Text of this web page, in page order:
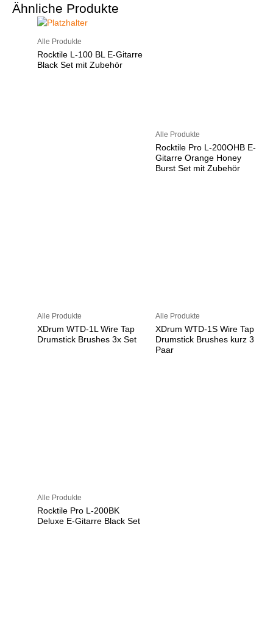
Ähnliche Produkte
Alle Produkte
Rocktile L-100 BL E-Gitarre
Black Set mit Zubehör
Alle Produkte
Rocktile Pro L-200OHB E-
Gitarre Orange Honey
Burst Set mit Zubehör
Alle Produkte
XDrum WTD-1L Wire Tap
Drumstick Brushes 3x Set
Alle Produkte
XDrum WTD-1S Wire Tap
Drumstick Brushes kurz 3
Paar
Alle Produkte
Rocktile Pro L-200BK
Deluxe E-Gitarre Black Set